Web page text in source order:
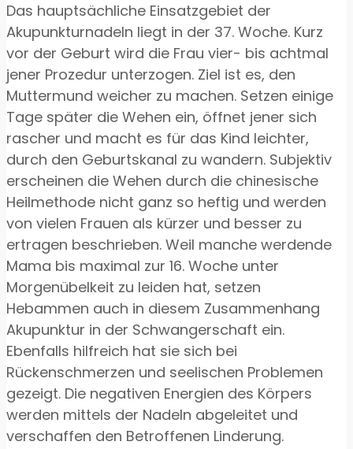
Das hauptsächliche Einsatzgebiet der
Akupunkturnadeln liegt in der 37. Woche. Kurz
vor der Geburt wird die Frau vier- bis achtmal
jener Prozedur unterzogen. Ziel ist es, den
Muttermund weicher zu machen. Setzen einige
Tage später die Wehen ein, öffnet jener sich
rascher und macht es für das Kind leichter,
durch den Geburtskanal zu wandern. Subjektiv
erscheinen die Wehen durch die chinesische
Heilmethode nicht ganz so heftig und werden
von vielen Frauen als kürzer und besser zu
ertragen beschrieben. Weil manche werdende
Mama bis maximal zur 16. Woche unter
Morgenübelkeit zu leiden hat, setzen
Hebammen auch in diesem Zusammenhang
Akupunktur in der Schwangerschaft ein.
Ebenfalls hilfreich hat sie sich bei
Rückenschmerzen und seelischen Problemen
gezeigt. Die negativen Energien des Körpers
werden mittels der Nadeln abgeleitet und
verschaffen den Betroffenen Linderung.